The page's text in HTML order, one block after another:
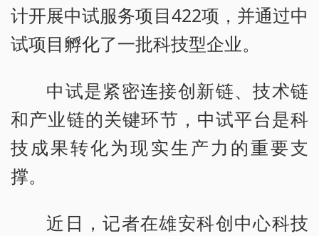
计开展中试服务项目422项，并通过中
试项目孵化了一批科技型企业。
中试是紧密连接创新链、技术链
和产业链的关键环节，中试平台是科
技成果转化为现实生产力的重要支
撑。
近日，记者在雄安科创中心科技